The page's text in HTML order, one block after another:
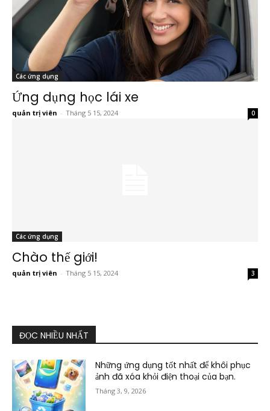
Các ứng dụng
Ứng dụng học lái xe
quản trị viên - Tháng 5 15, 2024 0
Các ứng dụng
Chào thế giới!
quản trị viên - Tháng 5 15, 2024 3
ĐỌC NHIỀU NHẤT
Những ứng dụng tốt nhất để khôi phục
ảnh đã xóa khỏi điện thoại của bạn.
Tháng 3, 9, 2026